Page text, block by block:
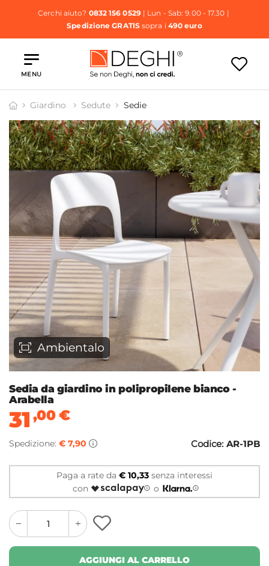
Cerchi aiuto? 0832 156 0529| Lun - Sab: 9.00 - 17.30 |
Spedizione GRATISsopra i 490 euro
MENU
Giardino Sedute Sedie
Ambientalo
Sedia da giardino in polipropilene bianco -
Arabella
31,00€
Spedizione: € 7,90 Codice: AR-1PB
Paga a rate da € 10,33 senza interessi
con
o
quantity
button
quantity
minus
button
AGGIUNGI AL CARRELLO